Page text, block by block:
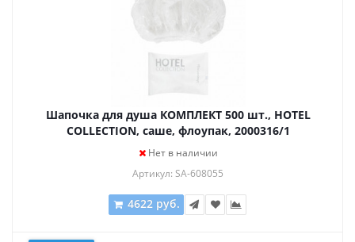
Шапочка для душа КОМПЛЕКТ 500 шт., HOTEL
COLLECTION, саше, флоупак, 2000316/1
Нет в наличии
Артикул: SA-608055
4622 руб.